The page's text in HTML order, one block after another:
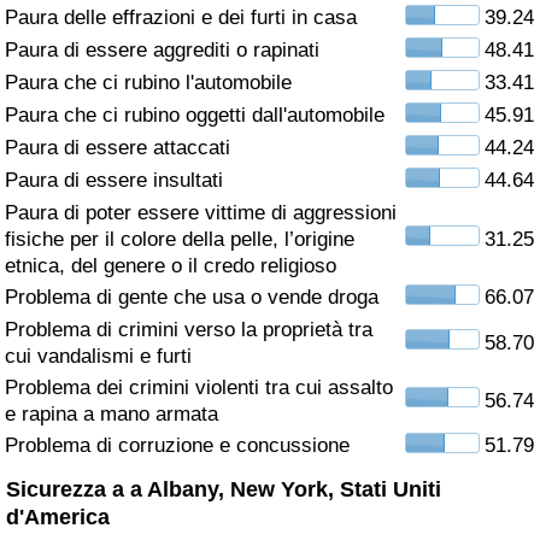
Paura delle effrazioni e dei furti in casa
39.24
Paura di essere aggrediti o rapinati
48.41
Paura che ci rubino l'automobile
33.41
Paura che ci rubino oggetti dall'automobile
45.91
Paura di essere attaccati
44.24
Paura di essere insultati
44.64
Paura di poter essere vittime di aggressioni
fisiche per il colore della pelle, l’origine
etnica, del genere o il credo religioso
31.25
Problema di gente che usa o vende droga
66.07
Problema di crimini verso la proprietà tra
cui vandalismi e furti
58.70
Problema dei crimini violenti tra cui assalto
e rapina a mano armata
56.74
Problema di corruzione e concussione
51.79
Sicurezza a a Albany, New York, Stati Uniti
d'America
Assistenza Sanitaria
Indice dell’Assistenza Sanitaria (Corrente)
Indice dell’Assistenza Sanitaria per
Nazione
Inquinamento
Indice dell’Inquinamento (Corrente)
Indice di inquinamento
Indice dell’Inquinamento per Nazione